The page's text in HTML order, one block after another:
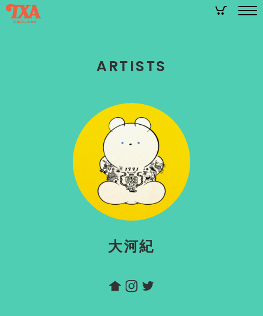
ARTISTS
大河紀